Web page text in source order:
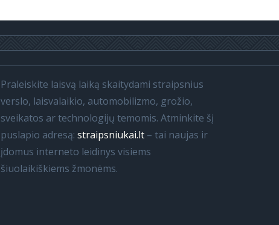
Praleiskite laisvą laiką skaitydami straipsnius
verslo, laisvalaikio, automobilizmo, grožio,
sveikatos ar technologijų temomis. Atminkite šį
puslapio adresą: straipsniukai.lt– tai naujas ir
įdomus interneto leidinys visiems
šiuolaikiškiems žmonėms.